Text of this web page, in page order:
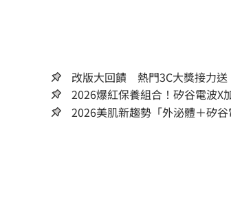
改版大回饋 熱門3C大獎接力送
2026爆紅保養組合！矽谷電波X
2026美肌新趨勢「外泌體＋矽谷